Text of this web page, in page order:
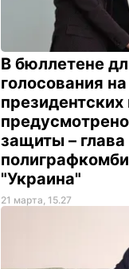
В бюллетене
голосования на
защиты – глава
"Украина"
21 марта, 15.27